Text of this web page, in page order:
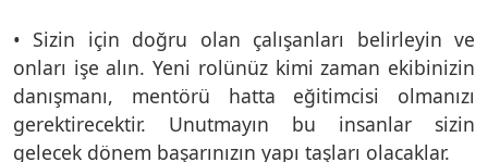
• Sizin için doğru olan çalışanları belirleyin ve
onları işe alın. Yeni rolünüz kimi zaman ekibinizin
danışmanı, mentörü hatta eğitimcisi olmanızı
gerektirecektir. Unutmayın bu insanlar sizin
gelecek dönem başarınızın yapı taşları olacaklar.